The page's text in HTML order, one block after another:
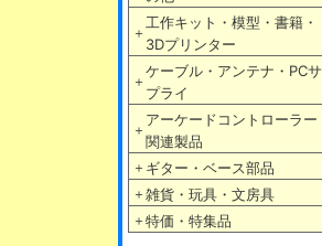
＋
工作キット・模型・書籍・
3Dプリンター
＋
ケーブル・アンテナ・PCサ
プライ
＋
アーケードコントローラー
関連製品
＋ ギター・ベース部品
＋ 雑貨・玩具・文房具
＋ 特価・特集品